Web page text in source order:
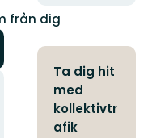
från dig
Ta dig hit
med
kollektivtr
afik